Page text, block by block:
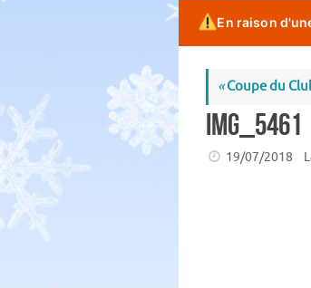
En raison
«Coupe du
IMG_5461
19/07/2018